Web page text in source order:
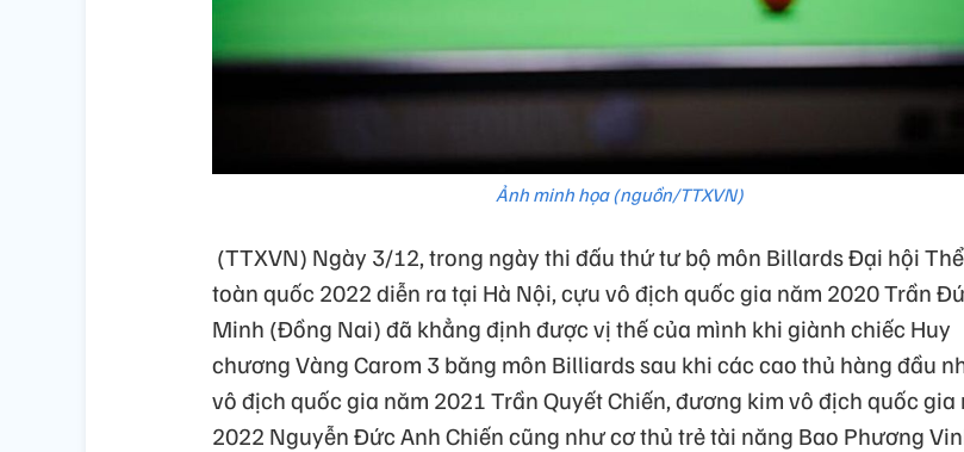
Ảnh minh họa (nguồn/TTXVN)
(TTXVN) Ngày 3/12, trong ngày thi đấu thứ tư bộ môn Billards Đại hội
toàn quốc 2022 diễn ra tại Hà Nội, cựu vô địch quốc gia năm 2020 Trần
Minh (Đồng Nai) đã khẳng định được vị thế của mình khi giành chiếc Huy
chương Vàng Carom 3 băng môn Billiards sau khi các cao thủ hàng đầu
vô địch quốc gia năm 2021 Trần Quyết Chiến, đương kim vô địch quốc gia
2022 Nguyễn Đức Anh Chiến cũng như cơ thủ trẻ tài năng Bao Phương